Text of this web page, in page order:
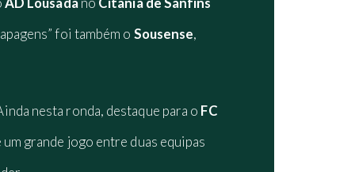
foi também o Sousense,
nesta ronda, destaque para o FC
grande jogo entre duas equipas